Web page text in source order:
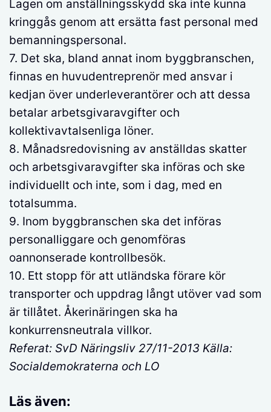
Lagen om anställningsskydd ska inte kunna
kringgås genom att ersätta fast personal med
bemanningspersonal.
7. Det ska, bland annat inom byggbranschen,
finnas en huvudentreprenör med ansvar i
kedjan över underleverantörer och att dessa
betalar arbetsgivaravgifter och
kollektivavtalsenliga löner.
8. Månadsredovisning av anställdas skatter
och arbetsgivaravgifter ska införas och ske
individuellt och inte, som i dag, med en
totalsumma.
9. Inom byggbranschen ska det införas
personalliggare och genomföras
oannonserade kontrollbesök.
10. Ett stopp för att utländska förare kör
transporter och uppdrag långt utöver vad som
är tillåtet. Åkerinäringen ska ha
konkurrensneutrala villkor.
Referat: SvD Näringsliv 27/11-2013 Källa:
Socialdemokraterna och LO
Läs även: